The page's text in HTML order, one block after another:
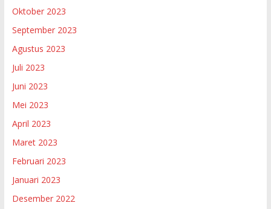
Oktober 2023
September 2023
Agustus 2023
Juli 2023
Juni 2023
Mei 2023
April 2023
Maret 2023
Februari 2023
Januari 2023
Desember 2022